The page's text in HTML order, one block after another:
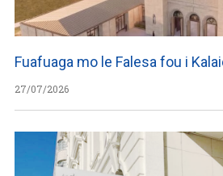
Fuafuaga mo le Falesa fou i
27/07/2026